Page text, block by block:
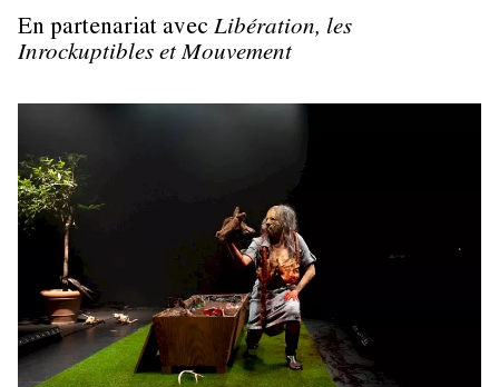
En partenariat avec Libération, les
Inrockuptibles et Mouvement